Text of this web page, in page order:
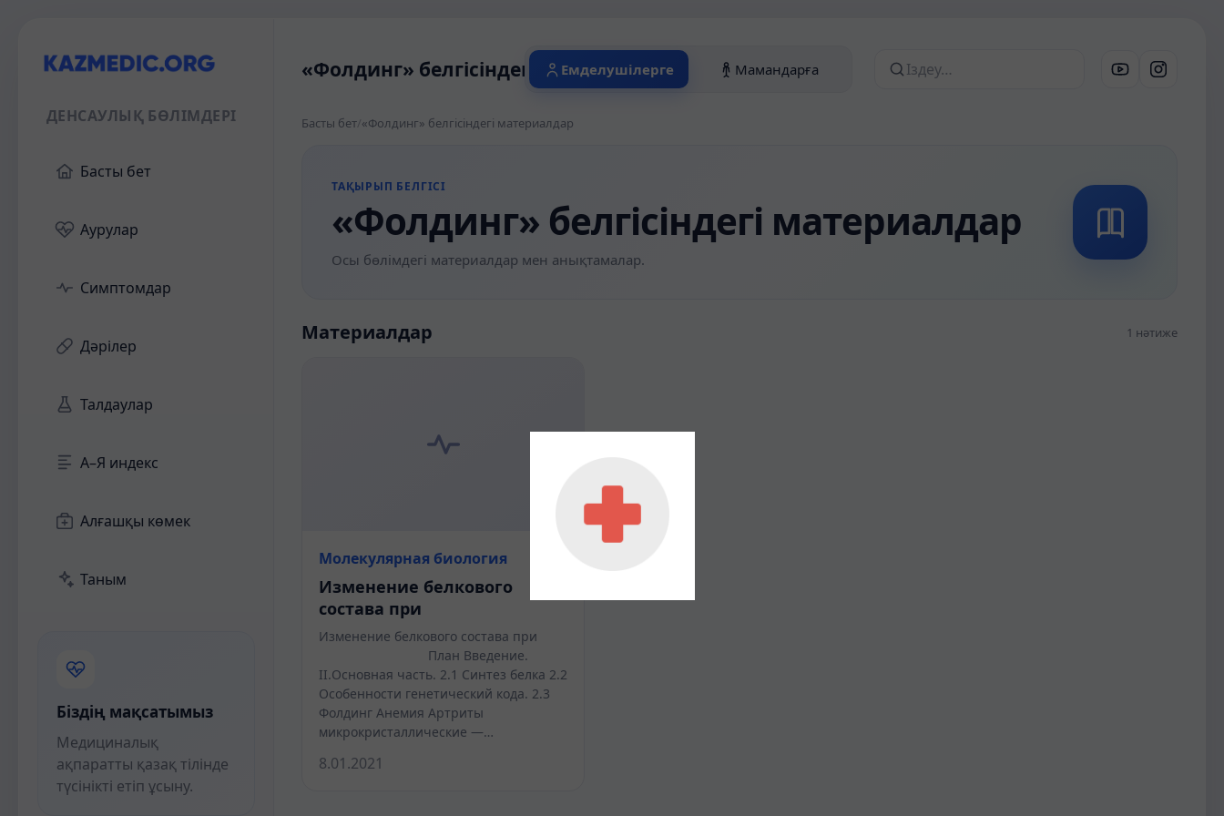
ДЕНСАУЛЫҚ БӨЛІМДЕРІ
Басты бет
Аурулар
Симптомдар
Дәрілер
Талдаулар
А–Я индекс
Алғашқы көмек
Таным
Біздің мақсатымыз
Медициналық
ақпаратты қазақ тілінде
түсінікті етіп ұсыну.
«Фолдинг» белгісіндегі материалдар
Емделушілерге Мамандарға Сайттан іздеу
Басты бет/«Фолдинг» белгісіндегі материалдар
ТАҚЫРЫП БЕЛГІСІ
«Фолдинг» белгісіндегі материалдар
Осы бөлімдегі материалдар мен анықтамалар.
Материалдар 1 нәтиже
Молекулярная биология
Изменение белкового
состава при
Изменение белкового состава при
План Введение.
II.Основная часть. 2.1 Синтез белка 2.2
Особенности генетический кода. 2.3
Фолдинг Анемия Артриты
микрокристаллические —…
8.01.2021